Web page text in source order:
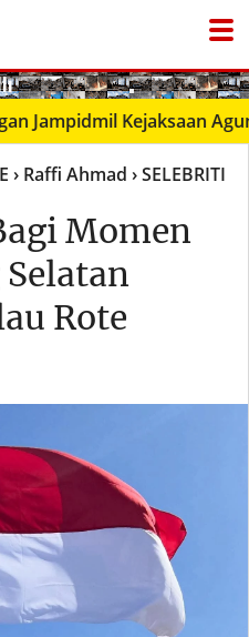
Kejaksaan Agung
› Raffi Ahmad › SELEBRITI
Momen
Rote